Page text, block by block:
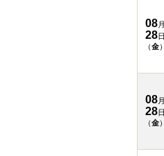
08月
28日
（金）
08月
28日
（金）